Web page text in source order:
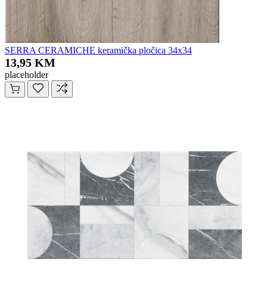
SERRA CERAMICHE keramička pločica 34x34
13,95 KM
placeholder